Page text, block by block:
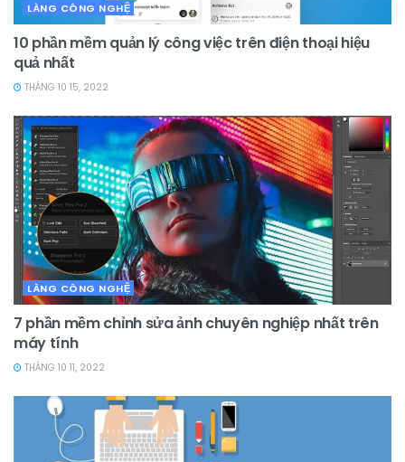
LÀNG CÔNG NGHỆ
10 phần mềm quản lý công việc trên điện thoại hiệu
quả nhất
THÁNG 10 15, 2022
LÀNG CÔNG NGHỆ
7 phần mềm chỉnh sửa ảnh chuyên nghiệp nhất trên
máy tính
THÁNG 10 11, 2022